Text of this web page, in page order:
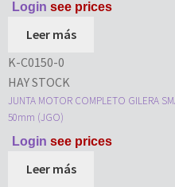
Login see prices
Leer más
K-C0150-0
HAY STOCK
JUNTA MOTOR COMPLETO GILERA
50mm (JGO)
Login see prices
Leer más